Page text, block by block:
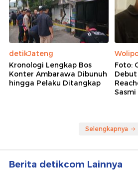
detikJateng
Kronologi Lengkap Bos
Konter Ambarawa Dibunuh
hingga Pelaku Ditangkap
Foto:
Sasmi
Selengkapnya
Berita detikcom Lainnya